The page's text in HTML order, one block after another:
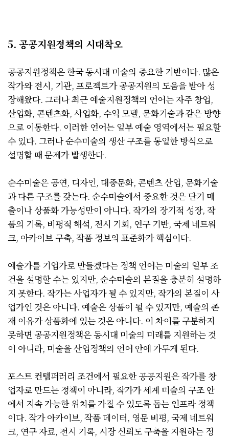
5. 공공지원정책의 시대착오
공공지원정책은 한국 동시대 미술의 중요한 기반이다. 많은
작가와 전시, 기관, 프로젝트가 공공지원의 도움을 받아 성
장해왔다. 그러나 최근 예술지원정책의 언어는 자주 창업,
산업화, 콘텐츠화, 사업화, 수익 모델, 문화기술과 같은 방향
으로 이동한다. 이러한 언어는 일부 예술 영역에서는 필요할
수 있다. 그러나 순수미술의 생산 구조를 동일한 방식으로
설명할 때 문제가 발생한다.
순수미술은 공연, 디자인, 대중문화, 콘텐츠 산업, 문화기술
과 다른 구조를 갖는다. 순수미술에서 중요한 것은 단기 매
출이나 상품화 가능성만이 아니다. 작가의 장기적 성장, 작
품의 기록, 비평적 해석, 전시 기회, 연구 기반, 국제 네트워
크, 아카이브 구축, 작품 정보의 표준화가 핵심이다.
예술가를 기업가로 만들겠다는 정책 언어는 미술의 일부 조
건을 설명할 수는 있지만, 순수미술의 본질을 충분히 설명하
지 못한다. 작가는 사업자가 될 수 있지만, 작가의 본질이 사
업가인 것은 아니다. 예술은 상품이 될 수 있지만, 예술의 존
재 이유가 상품화에 있는 것은 아니다. 이 차이를 구분하지
못하면 공공지원정책은 동시대 미술의 미래를 지원하는 것
이 아니라, 미술을 산업정책의 언어 안에 가두게 된다.
포스트 컨템퍼러리 조건에서 필요한 공공지원은 작가를 창
업자로 만드는 정책이 아니라, 작가가 세계 미술의 구조 안
에서 지속 가능한 위치를 가질 수 있도록 돕는 인프라 정책
이다. 작가 아카이브, 작품 데이터, 영문 비평, 국제 네트워
크, 연구 자료, 전시 기록, 시장 신뢰도 구축을 지원하는 정